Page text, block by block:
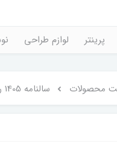
پرینتر لوازم طراحی
محصولات سالنامه 1405 روزشمار جلد سخت DOTNOTE سایز پالتویی